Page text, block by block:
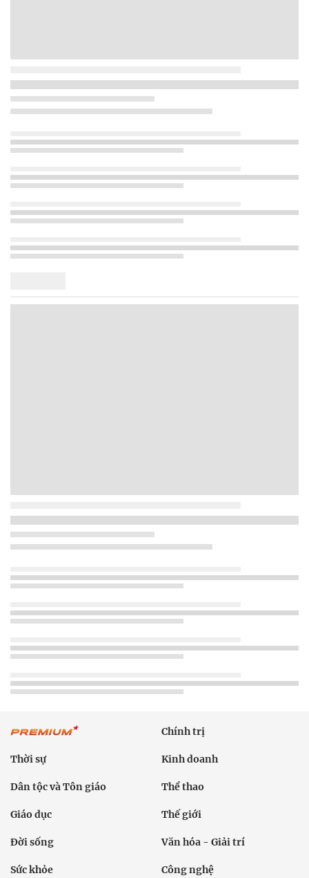
Chính trị
Thời sự Kinh doanh
Dân tộc và Tôn giáo Thể thao
Giáo dục Thế giới
Đời sống Văn hóa - Giải trí
Sức khỏe Công nghệ